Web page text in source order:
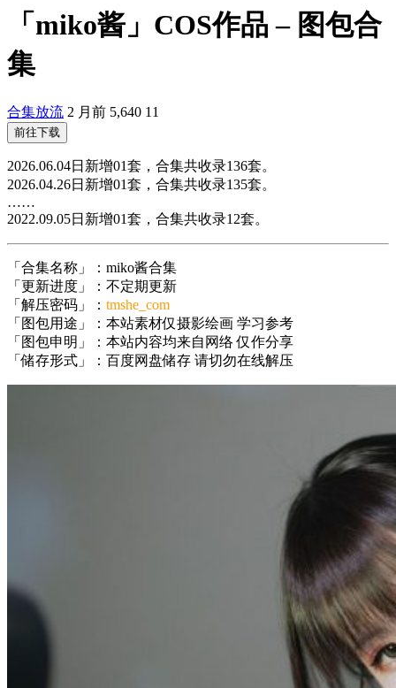
「miko酱」COS作品 – 图包合
集
合集放流 2 月前 5,640 11
前往下载
2026.06.04日新增01套，合集共收录136套。
2026.04.26日新增01套，合集共收录135套。
……
2022.09.05日新增01套，合集共收录12套。
「合集名称」：miko酱合集
「更新进度」：不定期更新
「解压密码」： tmshe_com
「图包用途」：本站素材仅摄影绘画 学习参考
「图包申明」：本站内容均来自网络 仅作分享
「储存形式」：百度网盘储存 请切勿在线解压